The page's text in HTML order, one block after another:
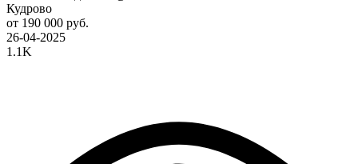
Кудрово
от 190 000 руб.
26-04-2025
1.1K